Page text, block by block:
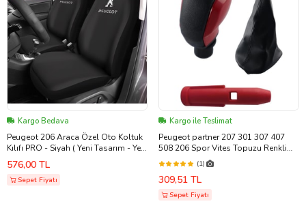
Kargo Bedava
Peugeot 206 Araca Özel Oto Koltuk
Kılıfı PRO - Siyah ( Yeni Tasarım - Yeni
Fit Kalıp )
576,00 TL
Sepet Fiyatı
Kargo ile Teslimat
Peugeot partner 207 301 307 407
508 206 Spor Vites Topuzu Renkli
Kırmızı Topuz+307 Körük
(1)
309,51 TL
Sepet Fiyatı